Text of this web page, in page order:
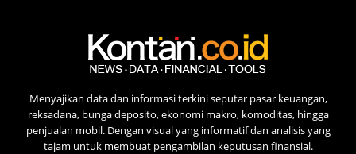
Menyajikan data dan informasi terkini seputar pasar keuangan,
reksadana, bunga deposito, ekonomi makro, komoditas, hingga
penjualan mobil. Dengan visual yang informatif dan analisis yang
tajam untuk membuat pengambilan keputusan finansial.